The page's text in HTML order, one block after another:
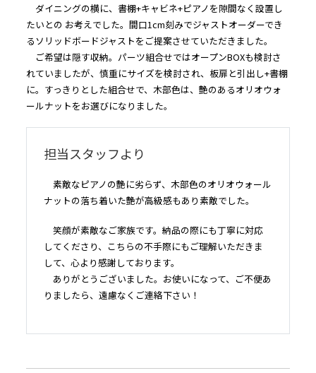
ダイニングの横に、書棚+キャビネ+ピアノを隙間なく設置し
たいとの お考えでした。間口1cm刻みでジャストオーダーでき
るソリッドボードジャストをご提案させていただきました。
ご希望は隠す収納。パーツ組合せではオープンBOXも検討さ
れていましたが、慎重にサイズを検討され、板扉と引出し+書棚
に。すっきりとした組合せで、木部色は、艶のあるオリオウォ
ールナットをお選びになりました。
担当スタッフより
素敵なピアノの艶に劣らず、木部色のオリオウォール
ナットの落ち着いた艶が高級感もあり素敵でした。
笑顔が素敵なご家族です。納品の際にも丁寧に対応
してくださり、こちらの不手際にもご理解いただきま
して、心より感謝しております。
ありがとうございました。お使いになって、ご不便あ
りましたら、遠慮なくご連絡下さい！